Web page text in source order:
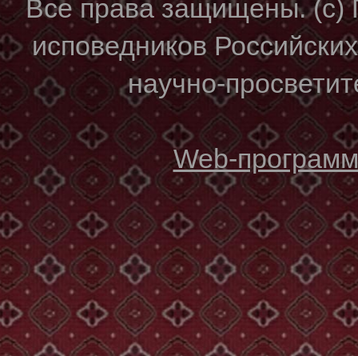
Все права защищены. (с)
исповедников
научно-
Web-